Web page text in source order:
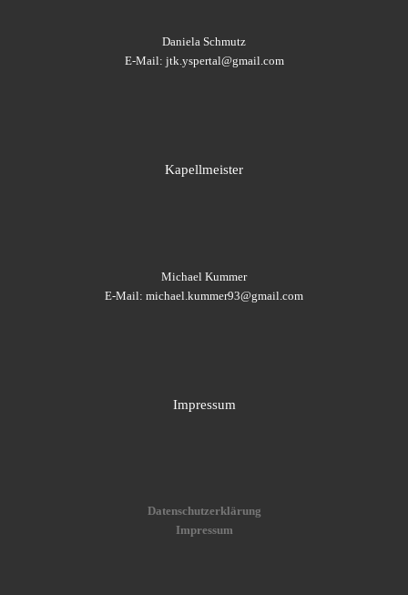
Daniela Schmutz
E-Mail: jtk.yspertal@gmail.com
Kapellmeister
Michael Kummer
E-Mail: michael.kummer93@gmail.com
Impressum
Datenschutzerklärung
Impressum